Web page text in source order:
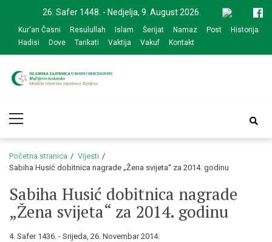
navigation
content
26. Safer 1448. - Nedjelja, 9. August 2026.
Kur'an Časni Resulullah Islam Šerijat Namaz Post
Historija
Hadisi
Dove Tarikati Vaktija Vakuf Kontakt
zajednice Bijeljina
Menu
Početna stranica
Vijesti
Sabiha Husić dobitnica nagrade „Žena svijeta“ za 2014. godinu
Sabiha Husić dobitnica nagrade
„Žena svijeta“ za 2014. godinu
4. Safer 1436. - Srijeda, 26. Novembar 2014.